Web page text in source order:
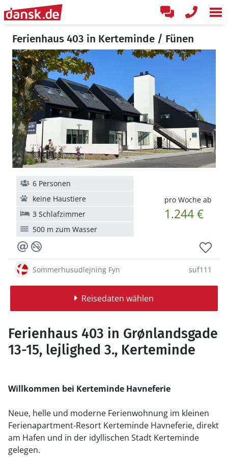
Ferienhaus 403 in Kerteminde / Fünen
pro Woche ab
1.244 €
6 Personen
keine Haustiere
3 Schlafzimmer
500 m zum Wasser
Sommerhusudlejning Fyn suf111
Reisedaten wählen
Ferienhaus 403 in Grønlandsgade
13-15, lejlighed 3., Kerteminde
Willkommen bei Kerteminde Havneferie
Neue, helle und moderne Ferienwohnung im kleinen
Ferienapartment-Resort Kerteminde Havneferie, direkt
am Hafen und in der idyllischen Stadt Kerteminde
gelegen.